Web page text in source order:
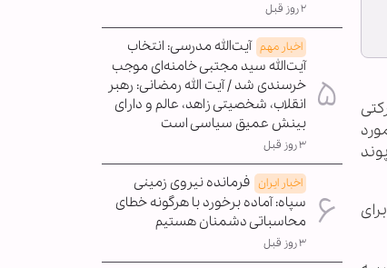
تفتیش قرار دهند و در صورت همراه داشتن اشیاء قمیتی (همچون طلا و جواهرات و نیز پول نقد) به ارزش بیش از ۹۷۶ پوند
۲ روز قبل
اخبار مهم آیت‌الله مدرسی: انتخاب
آیت‌الله سید مجتبی خامنه‌ای موجب
خرسندی شد / آیت الله رمضانی: رهبر
انقلاب، شخصیتی زاهد، عالم و دارای
بینش عمیق سیاسی است
۳ روز قبل
اخبار ایران فرمانده نیروی زمینی
سپاه: آماده برخورد با هرگونه خطای
محاسباتی دشمنان هستیم
۳ روز قبل